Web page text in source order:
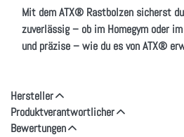
Mit dem ATX® Rastbolzen sicherst
zuverlässig – ob im Homegym oder
und präzise – wie du es von ATX®
Hersteller
Produktverantwortlicher
Bewertungen